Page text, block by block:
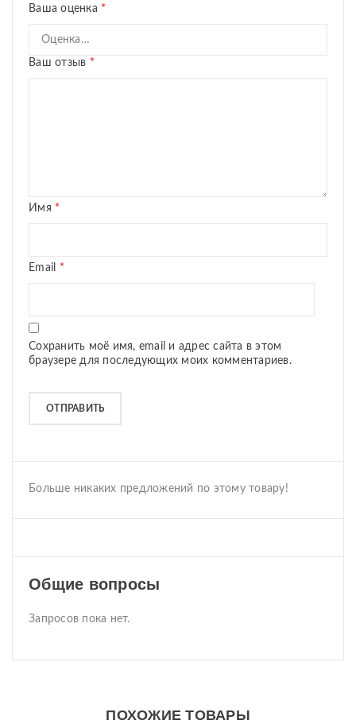
Ваша оценка *
Ваш отзыв *
Имя *
Email *
Сохранить моё имя, email и адрес сайта в этом
браузере для последующих моих комментариев.
Больше никаких предложений по этому товару!
Общие вопросы
Запросов пока нет.
ПОХОЖИЕ ТОВАРЫ